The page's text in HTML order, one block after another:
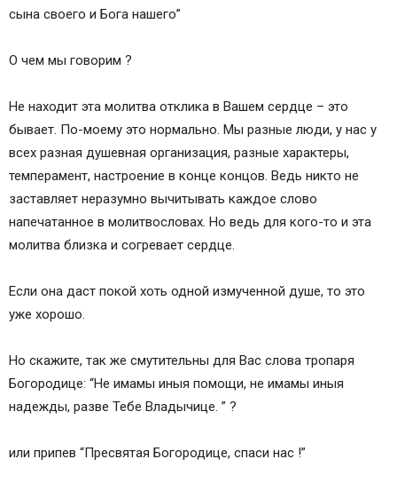
сына своего и Бога нашего”
О чем мы говорим ?
Не находит эта молитва отклика в Вашем сердце – это
бывает. По-моему это нормально. Мы разные люди, у нас у
всех разная душевная организация, разные характеры,
темперамент, настроение в конце концов. Ведь никто не
заставляет неразумно вычитывать каждое слово
напечатанное в молитвословах. Но ведь для кого-то и эта
молитва близка и согревает сердце.
Если она даст покой хоть одной измученной душе, то это
уже хорошо.
Но скажите, так же смутительны для Вас слова тропаря
Богородице: “Не имамы иныя помощи, не имамы иныя
надежды, разве Тебе Владычице. ” ?
или припев “Пресвятая Богородице, спаси нас !”